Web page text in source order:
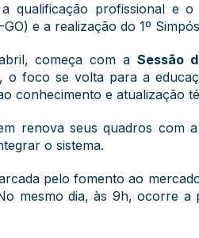
qualificação profissional e
e a realização do 1º
começa com aSessão
o foco se volta para a
conhecimento e atualização
renova seus quadros com
o sistema.
pelo fomento ao
mesmo dia, às 9h, ocorre